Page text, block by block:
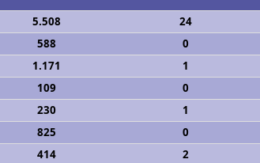
5.508 24
588 0
1.171 1
109 0
230 1
825 0
414 2